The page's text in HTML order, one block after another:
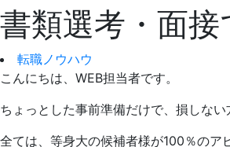
書類選考・面接
転職ノウハウ
こんにちは、WEB担当者です。
ちょっとした事前準備だけで、損しない
全ては、等身大の候補者様が100％のア